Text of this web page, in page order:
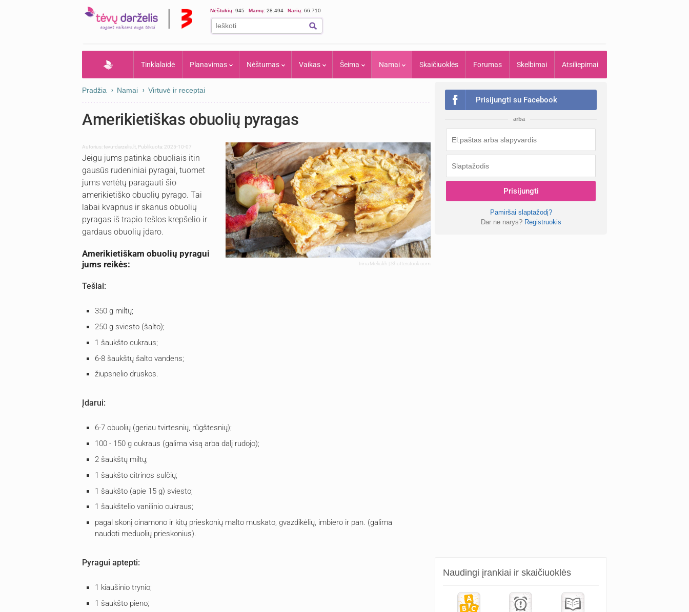
Nėštukių: 945 Mamų: 28.494 Narių: 66.710
Tinklalaidė Planavimas Nėštumas Vaikas Šeima Namai Skaičiuoklės Forumas Skelbimai Atsiliepimai
Pradžia Namai Virtuvė ir receptai
Amerikietiškas obuolių pyragas
Autorius:tevu-darzelis.lt Publikuota: 2025-10-07
Irina Meliukh | Shutterstock.com
Jeigu jums patinka obuoliais itin
gausūs rudeniniai pyragai, tuomet
jums vertėtų paragauti šio
amerikietiško obuolių pyrago. Tai
labai kvapnus ir skanus obuolių
pyragas iš trapio tešlos krepšelio ir
gardaus obuolių įdaro.
Amerikietiškam obuolių pyragui
jums reikės:
Tešlai:
350 g miltų;
250 g sviesto (šalto);
1 šaukšto cukraus;
6-8 šaukštų šalto vandens;
žiupsnelio druskos.
Įdarui:
6-7 obuolių (geriau tvirtesnių, rūgštesnių);
100 - 150 g cukraus (galima visą arba dalį rudojo);
2 šaukštų miltų;
1 šaukšto citrinos sulčių;
1 šaukšto (apie 15 g) sviesto;
1 šaukštelio vanilinio cukraus;
pagal skonį cinamono ir kitų prieskonių malto muskato, gvazdikėlių, imbiero ir pan. (galima
naudoti meduolių prieskonius).
Pyragui aptepti:
1 kiaušinio trynio;
1 šaukšto pieno;
Prisijungti su Facebook
arba
Prisijungti
Pamiršai slaptažodį?
Dar ne narys? Registruokis
Naudingi įrankiai ir skaičiuoklės